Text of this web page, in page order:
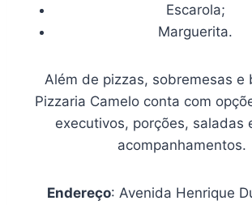
Escarola;
Marguerita.
Além de pizzas, sobremesas e
Pizzaria Camelo conta com
executivos, porções, saladas
acompanhamentos.
Endereço: Avenida Henrique